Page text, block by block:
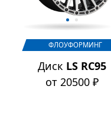
ФЛОУФОРМИНГ
Диск LS RC95
от 20500 ₽